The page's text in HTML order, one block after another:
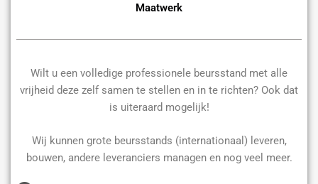
Maatwerk
Wilt u een volledige professionele beursstand met alle
vrijheid deze zelf samen te stellen en in te richten? Ook dat
is uiteraard mogelijk!
Wij kunnen grote beursstands (internationaal) leveren,
bouwen, andere leveranciers managen en nog veel meer.